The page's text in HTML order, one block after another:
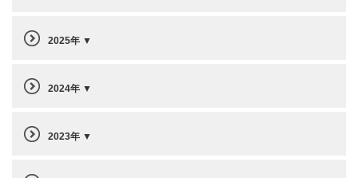
2025年
2024年
2023年